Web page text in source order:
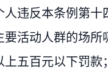
违反本条例第十
要活动人群的场
上五百元以下罚